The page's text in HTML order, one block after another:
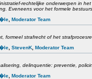
rechtelijke onderwerpen in
Eveneens voor het formele
Moderator Team
formeel strafrecht of het
StevenK Moderator Team
delinquentie: preventie,
Moderator Team